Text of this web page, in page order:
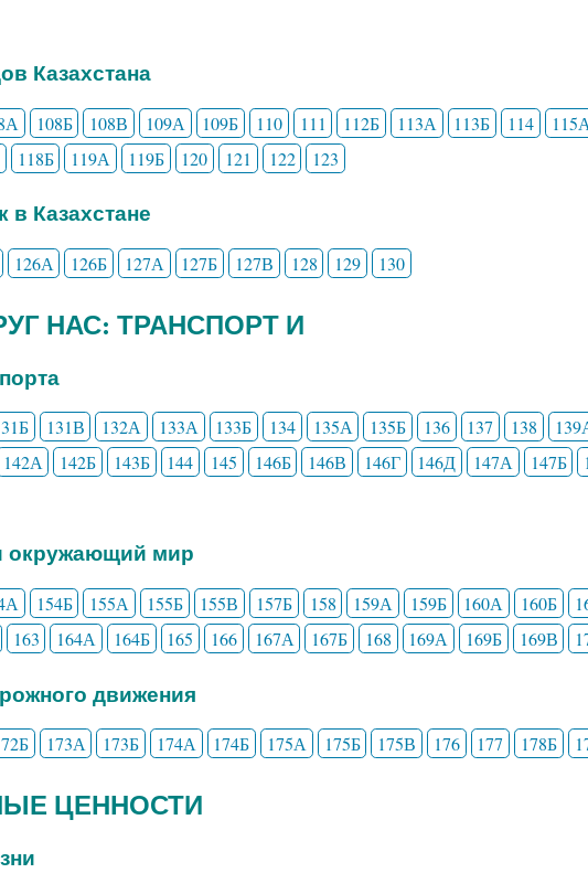
Казахстана
108Б 108В 109А 109Б 110 111 112Б 113А 113Б 114 115А
118Б 119А 119Б 120 121 122 123
в Казахстане
126А 126Б 127А 127Б 127В 128 129 130
НАС: ТРАНСПОРТ И
131В 132А 133А 133Б 134 135А 135Б 136 137 138
142А 142Б 143Б 144 145 146Б 146В 146Г 146Д 147А 147Б
окружающий мир
154Б 155А 155Б 155В 157Б 158 159А 159Б 160А 160Б
163 164А 164Б 165 166 167А 167Б 168 169А 169Б 169В
движения
173А 173Б 174А 174Б 175А 175Б 175В 176 177 178Б
ЦЕННОСТИ